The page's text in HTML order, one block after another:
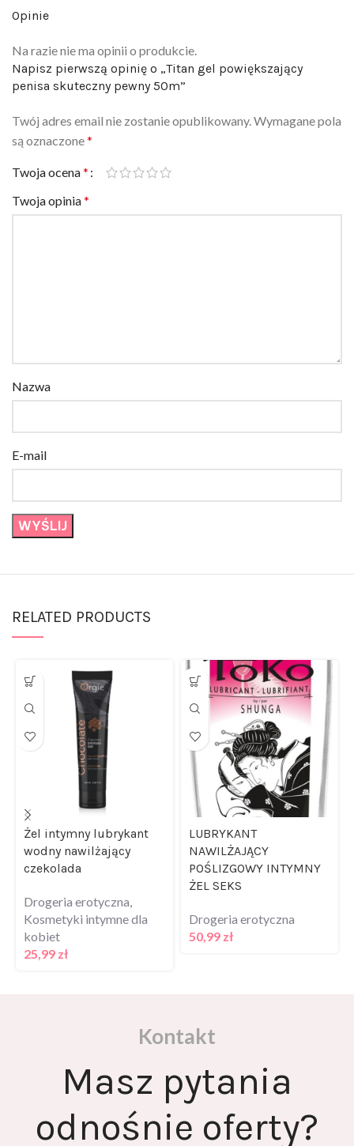
Opinie
Na razie nie ma opinii o produkcie.
Napisz pierwszą opinię o „Titan gel powiększający
penisa skuteczny pewny 50m”
Twój adres email nie zostanie opublikowany. Wymagane pola
są oznaczone *
Twoja ocena *
Twoja opinia *
Nazwa
E-mail
RELATED PRODUCTS
Żel intymny lubrykant
wodny nawilżający
czekolada
Drogeria erotyczna
Kosmetyki intymne dla
kobiet
25,99 zł
LUBRYKANT
NAWILŻAJĄCY
POŚLIZGOWY INTYMNY
ŻEL SEKS
Drogeria erotyczna
50,99 zł
Kontakt
Masz pytania
odnośnie oferty?